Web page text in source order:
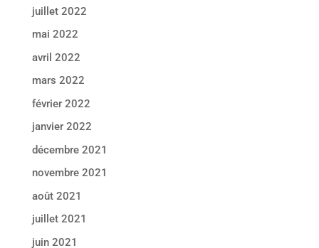
juillet 2022
mai 2022
avril 2022
mars 2022
février 2022
janvier 2022
décembre 2021
novembre 2021
août 2021
juillet 2021
juin 2021